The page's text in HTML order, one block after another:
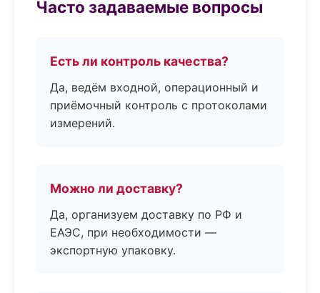
Часто задаваемые вопросы
Есть ли контроль качества?
Да, ведём входной, операционный и
приёмочный контроль с протоколами
измерений.
Можно ли доставку?
Да, организуем доставку по РФ и
ЕАЭС, при необходимости —
экспортную упаковку.